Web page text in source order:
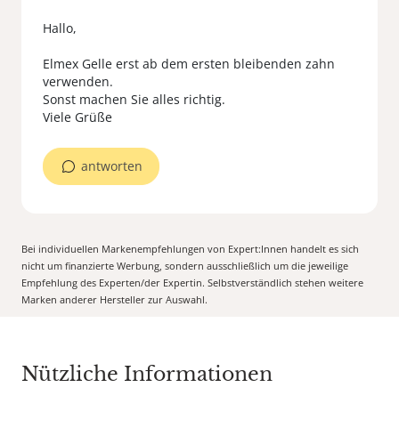
Hallo,
Elmex Gelle erst ab dem ersten bleibenden zahn
verwenden.
Sonst machen Sie alles richtig.
Viele Grüße
antworten
Bei individuellen Markenempfehlungen von Expert:Innen handelt es sich
nicht um finanzierte Werbung, sondern ausschließlich um die jeweilige
Empfehlung des Experten/der Expertin. Selbstverständlich stehen weitere
Marken anderer Hersteller zur Auswahl.
Nützliche Informationen